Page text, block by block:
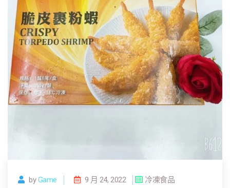
byGame 9 月 24, 2022 冷凍食品